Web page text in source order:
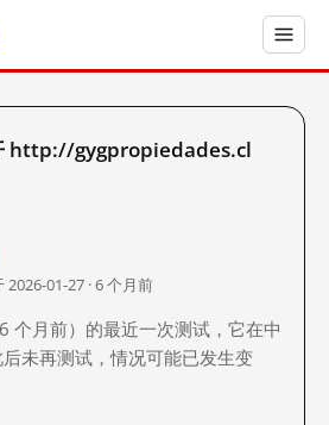
http://gygpropiedades.cl
2026-01-27 · 6 个月前
个月前）的最近一次测试，它在中
未再测试，情况可能已发生变